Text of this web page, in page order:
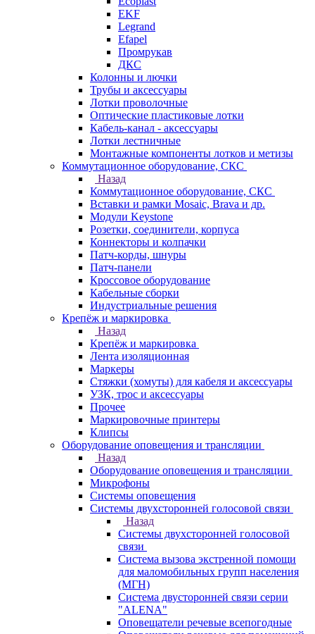
EKF
Legrand
Efapel
Промрукав
ДКС
Колонны и лючки
Трубы и аксессуары
Лотки проволочные
Оптические пластиковые лотки
Кабель-канал - аксессуары
Лотки лестничные
Монтажные компоненты лотков и метизы
Коммутационное оборудование, СКС
Назад
Коммутационное оборудование, СКС
Вставки и рамки Mosaic, Brava и др.
Модули Keystone
Розетки, соединители, корпуса
Коннекторы и колпачки
Патч-корды, шнуры
Патч-панели
Кроссовое оборудование
Кабельные сборки
Индустриальные решения
Крепёж и маркировка
Назад
Крепёж и маркировка
Лента изоляционная
Маркеры
Стяжки (хомуты) для кабеля и аксессуары
УЗК, трос и аксессуары
Прочее
Маркировочные принтеры
Клипсы
Оборудование оповещения и трансляции
Назад
Оборудование оповещения и трансляции
Микрофоны
Системы оповещения
Системы двухсторонней голосовой связи
Назад
Системы двухсторонней голосовой
связи
Система вызова экстренной помощи
для маломобильных групп населения
(МГН)
Система двусторонней связи серии
"ALENA"
Оповещатели речевые всепогодные